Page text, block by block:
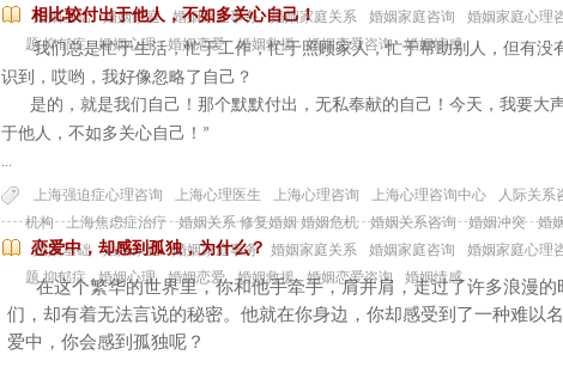
婚姻基础
婚姻家庭 婚姻家庭事务 婚姻家庭关系 婚姻家庭咨询 婚姻家庭心理
题 抑郁症
婚姻心理 婚姻恋爱 婚姻救援 婚姻恋爱咨询 婚姻情感
相比较付出于他人，不如多关心自己！
我们总是忙于生活，忙于工作，忙于照顾家人，忙于帮助别人，但有没
识到，哎哟，我好像忽略了自己？
是的，就是我们自己！那个默默付出，无私奉献的自己！今天，我要大
于他人，不如多关心自己！ ”
...
上海强迫症心理咨询 上海心理医生 上海心理咨询 上海心理咨询中心 人际关系
机构
上海焦虑症治疗 婚姻关系 修复婚姻 婚姻危机 婚姻关系咨询 婚姻冲突 婚
婚姻基础
婚姻家庭 婚姻家庭事务 婚姻家庭关系 婚姻家庭咨询 婚姻家庭心理
题 抑郁症
婚姻心理 婚姻恋爱 婚姻救援 婚姻恋爱咨询 婚姻情感
恋爱中，却感到孤独，为什么？
在这个繁华的世界里，你和他手牵手，肩并肩，走过了许多浪漫
们，却有着无法言说的秘密。他就在你身边，你却感受到了一种难以
爱中，你会感到孤独呢？